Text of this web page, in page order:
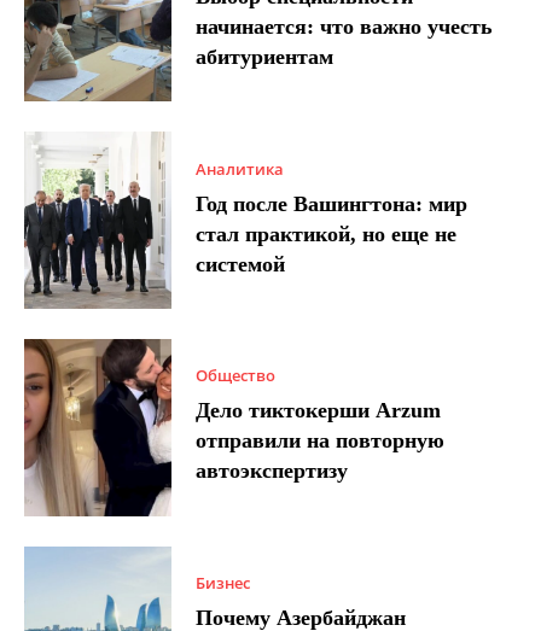
начинается: что важно учесть
абитуриентам
Аналитика
Год после Вашингтона: мир
стал практикой, но еще не
системой
Общество
Дело тиктокерши Arzum
отправили на повторную
автоэкспертизу
Бизнес
Почему Азербайджан